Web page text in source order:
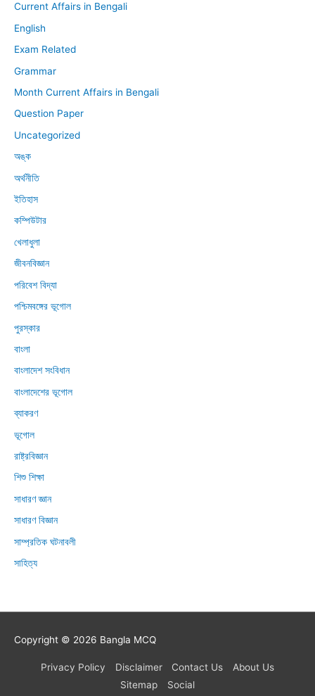
Current Affairs in Bengali
English
Exam Related
Grammar
Month Current Affairs in Bengali
Question Paper
Uncategorized
অঙ্ক
অর্থনীতি
ইতিহাস
কম্পিউটার
খেলাধুলা
জীবনবিজ্ঞান
পরিবেশ বিদ্যা
পশ্চিমবঙ্গের ভূগোল
পুরস্কার
বাংলা
বাংলাদেশ সংবিধান
বাংলাদেশের ভূগোল
ব্যাকরণ
ভূগোল
রাষ্ট্রবিজ্ঞান
শিশু শিক্ষা
সাধারণ জ্ঞান
সাধারণ বিজ্ঞান
সাম্প্রতিক ঘটনাবলী
সাহিত্য
Copyright © 2026 Bangla MCQ
Privacy Policy Disclaimer Contact Us
About Us
Sitemap
Social